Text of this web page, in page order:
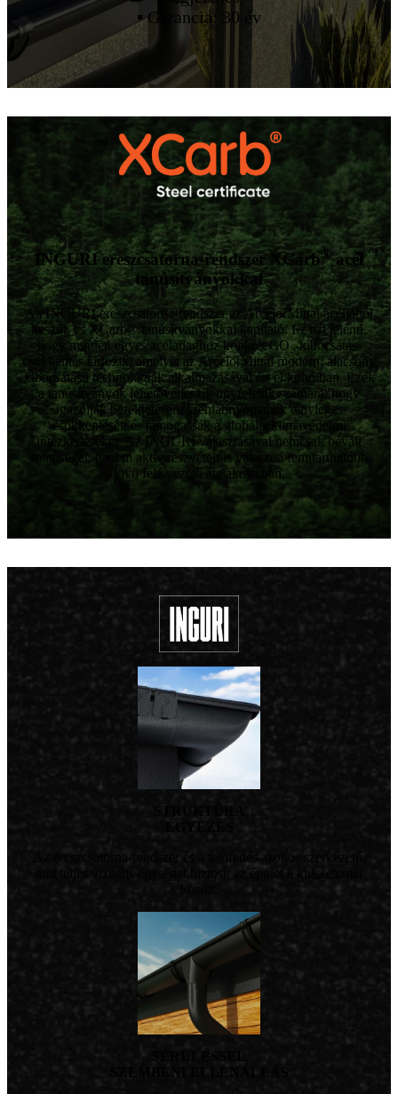
▪ Garancia: 30 év
INGURI ereszcsatorna-rendszer XCarb®acél
tanúsítványokkal
Az INGURI ereszcsatorna-rendszer az ArcelorMittal acéljából
készül, és XCarb® tanúsítványokkal kapható. Ez azt jelenti,
hogy minden egyes acéladaghoz konkrét CO₂-kibocsátás-
csökkentés tartozik, amelyet az ArcelorMittal modern, alacsony
kibocsátású technológiák alkalmazásával ért el kohóiban. Ezek
a tanúsítványok lehetővé teszik ügyfeleink számára, hogy
igazolják befektetéseik szénlábnyomának tényleges
csökkentését, és támogassák a globális klímavédelmi
intézkedéseket. Az INGURI választásával nemcsak bevált
minőséget, hanem aktív részvételt is választ a fenntarthatóbb
jövő felé vezető átalakulásban.
STRUKTÚRA
EGYEZÉS
Az ereszcsatorna-rendszer és a tetőfedés azonos szerkezetű,
ami teljes vizuális egységet biztosít az épület e kulcselemei
SÉRÜLÉSSEL
SZEMBENI ELLENÁLLÁS